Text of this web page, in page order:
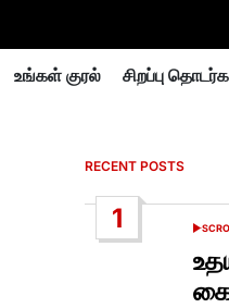
உங்கள் குரல் சிறப்பு
RECENT POSTS
1